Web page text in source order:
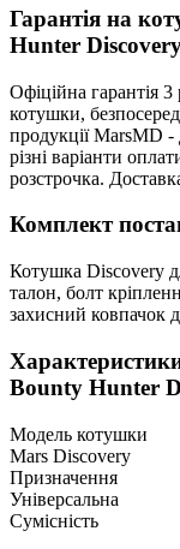
Гарантія на
Hunter
Офіційна гарантія
котушки,
продукції MarsMD
різні варіанти
розстрочка.
Комплект
Котушка Discovery
талон, болт
захисний ковпачок
Bounty Hunter
Модель котушки
Mars Discovery
Призначення
Універсальна
Сумісність